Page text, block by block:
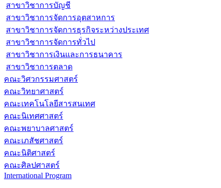
สาขาวิชาการบัญชี
สาขาวิชาการจัดการอุตสาหการ
สาขาวิชาการจัดการธุรกิจระหว่างประเทศ
สาขาวิชาการจัดการทั่วไป
สาขาวิชาการเงินและการธนาคาร
สาขาวิชาการตลาด
คณะวิศวกรรมศาสตร์
คณะวิทยาศาสตร์
คณะเทคโนโลยีสารสนเทศ
คณะนิเทศศาสตร์
คณะพยาบาลศาสตร์
คณะเภสัชศาสตร์
คณะนิติศาสตร์
คณะศิลปศาสตร์
International Program